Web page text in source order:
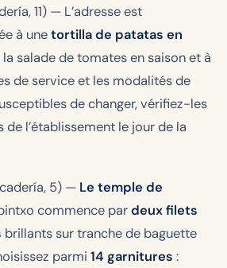
11) — L’adresse est
à unetortilla de patatas en
la salade de tomates en saison et à
de service et les modalités de
de changer, vérifiez-les
l’établissement le jour de la
5) — Le temple de
commence pardeux filets
brillants sur tranche de baguette
parmi 14 garnitures :